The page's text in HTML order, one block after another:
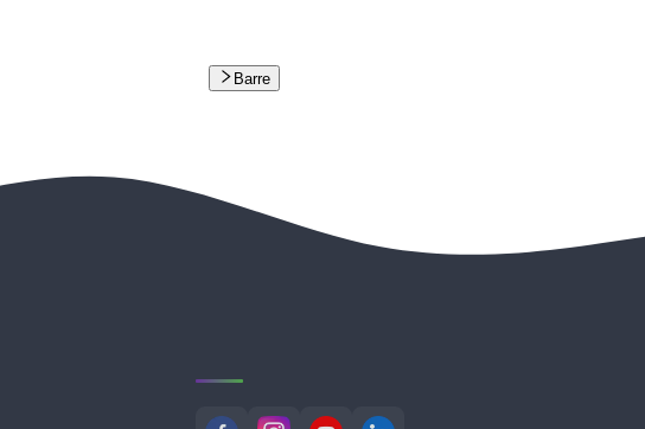
Barre